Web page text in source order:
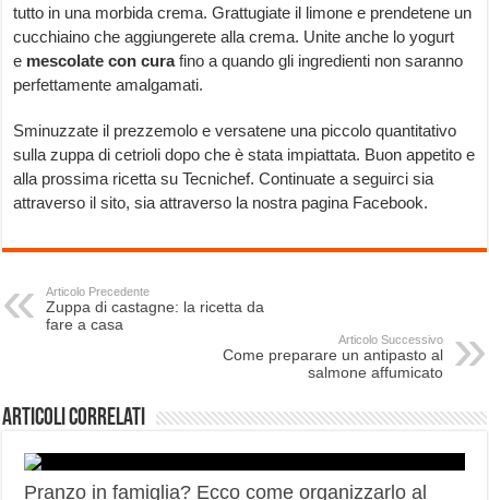
tutto in una morbida crema. Grattugiate il limone e prendetene un
cucchiaino che aggiungerete alla crema. Unite anche lo yogurt
e mescolate con curafino a quando gli ingredienti non saranno
perfettamente amalgamati.
Sminuzzate il prezzemolo e versatene una piccolo quantitativo
sulla zuppa di cetrioli dopo che è stata impiattata. Buon appetito e
alla prossima ricetta su Tecnichef. Continuate a seguirci sia
attraverso il sito, sia attraverso la nostra pagina Facebook.
Articolo Precedente
Zuppa di castagne: la ricetta da
fare a casa
Articolo Successivo
Come preparare un antipasto al
salmone affumicato
Articoli correlati
Pranzo in famiglia? Ecco come organizzarlo al